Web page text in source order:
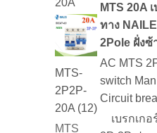
20A
MTS-
2P2P-
20A (12)
MTS
MTS 20A
ทาง
2Pole ฝั่งซ้
AC MTS
switch
Circuit
เบรกเกอ